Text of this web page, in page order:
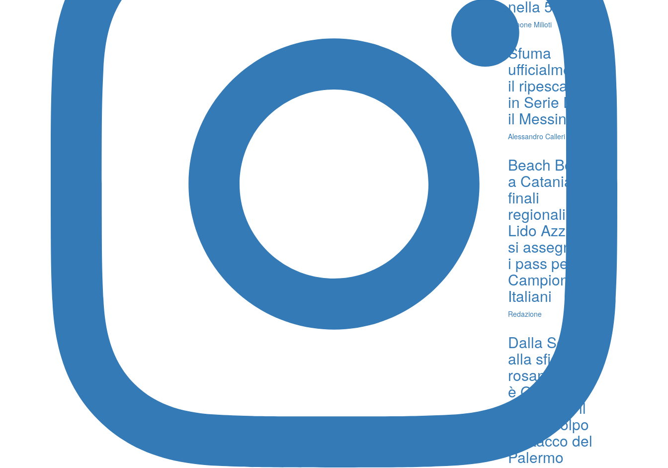
nella 5 km
Simone Milioti
Sfuma
ufficialmente
il ripescaggio
in Serie D per
il Messina
Alessandro Calleri
Beach Bocce,
a Catania le
finali
regionali, al
Lido Azzurro
si assegnano
i pass per i
Campionati
Italiani
Redazione
Dalla Serie A
alla sfida
rosanero, chi
è Gabriel
Strefezza, il
nuovo colpo
d’attacco del
Palermo